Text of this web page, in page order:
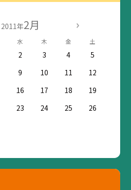
2011年2月
水 木 金 土
2 3 4
5
9 10 11
12
16 17 18
19
23 24 25
26